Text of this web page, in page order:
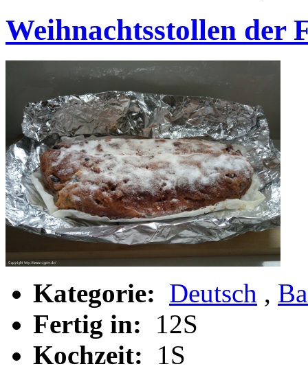
Weihnachtsstollen der
Kategorie: Deutsch ,
Fertig in:
12S
Kochzeit:
1S